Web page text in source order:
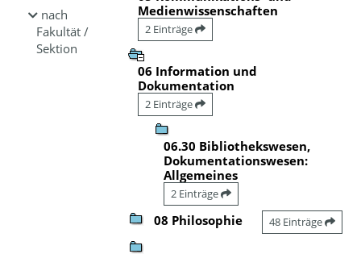
nach
Fakultät /
Sektion
Medienwissenschaften
2 Einträge
06 Information und
Dokumentation
2 Einträge
06.30 Bibliothekswesen,
Dokumentationswesen:
Allgemeines
2 Einträge
08 Philosophie 48 Einträge